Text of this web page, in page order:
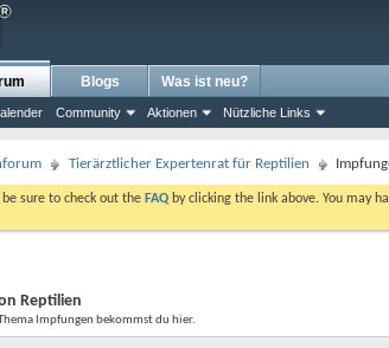
Community Aktionen Nützliche Links
Blogs Was ist neu?
Tierärztlicher Expertenrat für Reptilien
sure to check out the FAQ by clicking the link above. You may
Reptilien
Impfungen bekommst du hier.